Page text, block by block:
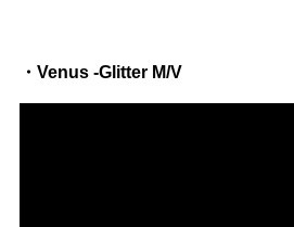
・Venus -Glitter M/V